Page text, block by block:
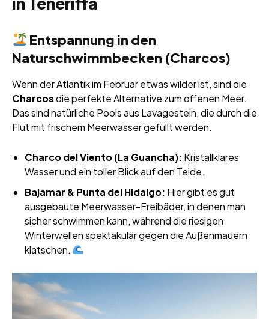
Entspannung in den
Naturschwimmbecken (Charcos)
Wenn der Atlantik im Februar etwas wilder ist, sind die
Charcosdie perfekte Alternative zum offenen Meer.
Das sind natürliche Pools aus Lavagestein, die durch die
Flut mit frischem Meerwasser gefüllt werden.
Charco del Viento (La Guancha): Kristallklares
Wasser und ein toller Blick auf den Teide.
Bajamar & Punta del Hidalgo: Hier gibt es gut
ausgebaute Meerwasser-Freibäder, in denen man
sicher schwimmen kann, während die riesigen
Winterwellen spektakulär gegen die Außenmauern
klatschen.